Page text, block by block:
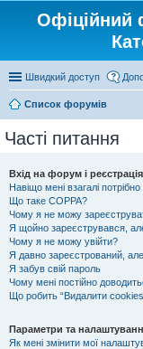
Офіційний
Швидкий доступ
Список форумів
Часті питання
Вхід на форум і реєстрація
Навіщо мені взагалі
Що таке COPPA?
Чому я не можу
Я щойно зареєструвався,
Чому я не можу увійти?
Я давно зареєстрований,
Я забув свій пароль
Чому мені постійно
Що робить “Видалити
Параметри та
Як мені змінити мої